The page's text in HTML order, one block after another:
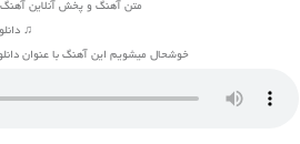
متن آهنگ و پخش آنلاین
♫
خوشحال میشویم این آهنگ با عنوان